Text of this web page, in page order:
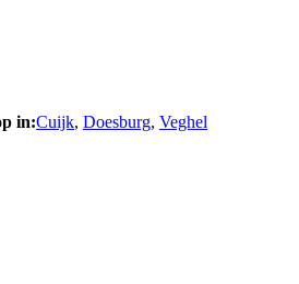
in:Cuijk, Doesburg, Veghel